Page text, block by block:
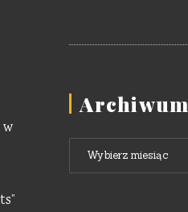
Archiwum
Archiwum